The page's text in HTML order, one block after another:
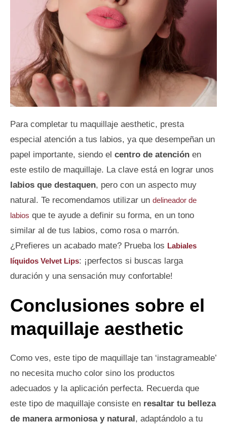
Para completar tu maquillaje aesthetic, presta
especial atención a tus labios, ya que desempeñan un
papel importante, siendo el centro de atención en
este estilo de maquillaje. La clave está en lograr unos
labios que destaquen, pero con un aspecto muy
natural. Te recomendamos utilizar un delineador de
labios que te ayude a definir su forma, en un tono
similar al de tus labios, como rosa o marrón.
¿Prefieres un acabado mate? Prueba los Labiales
líquidos Velvet Lips: ¡perfectos si buscas larga
duración y una sensación muy confortable!
Conclusiones sobre el
maquillaje aesthetic
Como ves, este tipo de maquillaje tan ‘instagrameable’
no necesita mucho color sino los productos
adecuados y la aplicación perfecta. Recuerda que
este tipo de maquillaje consiste en resaltar tu belleza
de manera armoniosa y natural, adaptándolo a tu